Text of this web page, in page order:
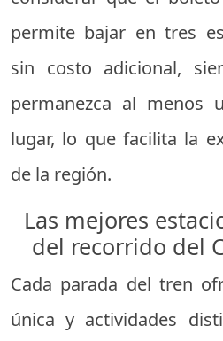
permite bajar en tres
sin costo adicional,
permanezca al menos
lugar, lo que facilita la
de la región.
Las mejores
del recorrido del
Cada parada del tren
única y actividades